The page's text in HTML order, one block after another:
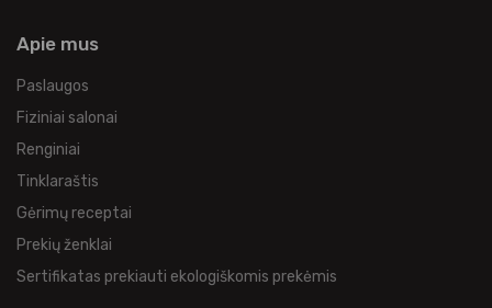
Apie mus
Paslaugos
Fiziniai salonai
Renginiai
Tinklaraštis
Gėrimų receptai
Prekių ženklai
Sertifikatas prekiauti ekologiškomis prekėmis